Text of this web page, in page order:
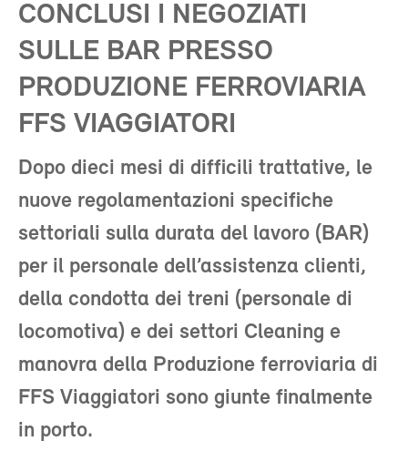
CONCLUSI I NEGOZIATI
SULLE BAR PRESSO
PRODUZIONE FERROVIARIA
FFS VIAGGIATORI
Dopo dieci mesi di difficili trattative, le
nuove regolamentazioni specifiche
settoriali sulla durata del lavoro (BAR)
per il personale dell’assistenza clienti,
della condotta dei treni (personale di
locomotiva) e dei settori Cleaning e
manovra della Produzione ferroviaria di
FFS Viaggiatori sono giunte finalmente
in porto.